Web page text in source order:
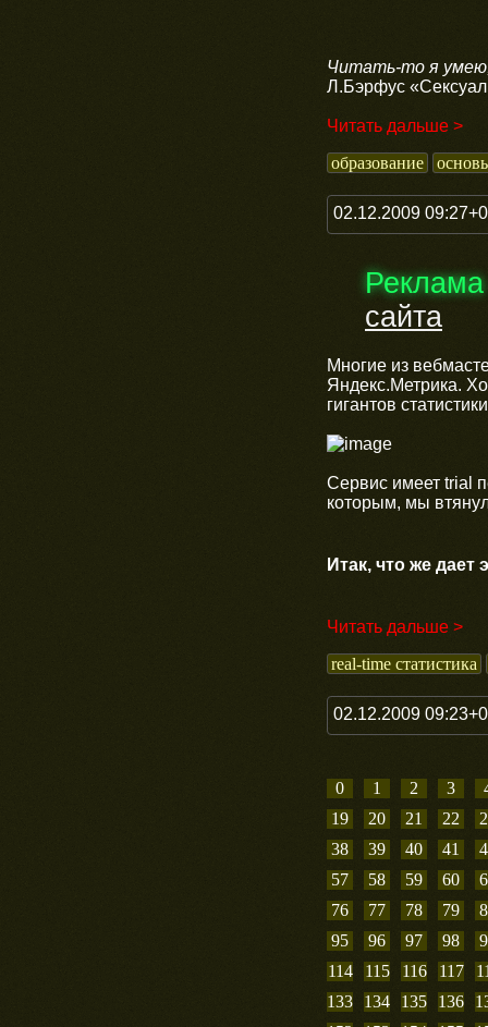
Читать-то я умею,
Л.Бэрфус
Читать дальше >
образование
02.12.2009
Реклама
сайта
Многие из
Яндекс.Метрика.
гигантов
Сервис имеет trial
которым, мы
Итак, что же дает
Читать дальше >
real-time статистика
02.12.2009
0 1 2 3
19
20 21 22
38
39 40 41
57
58 59 60
76
77 78 79
95
96 97 98
114
115 116 117
133
134 135 136